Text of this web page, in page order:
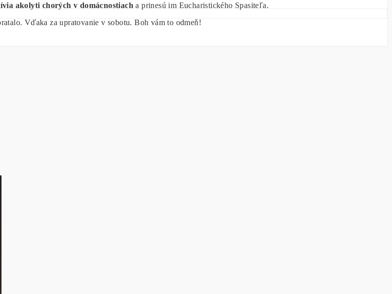
akolyti chorých v domácnostiacha prinesú im Eucharistického Spasiteľa.
Vďaka za upratovanie v sobotu. Boh vám to odmeň!